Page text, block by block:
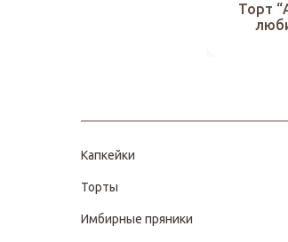
Торт
Капкейки
Торты
Имбирные пряники